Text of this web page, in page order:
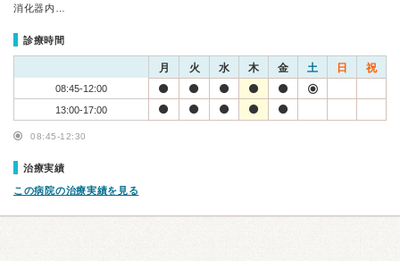
消化器内…
診療時間
月 火 水 木 金 土 日 祝
08:45-12:00
13:00-17:00
08:45-12:30
治療実績
この病院の治療実績を見る